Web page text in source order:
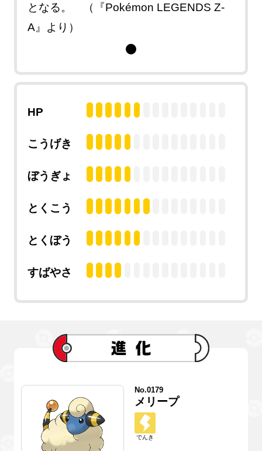
となる。 （『Pokémon LEGENDS Z-
A』より）
HP
こうげき
ぼうぎょ
とくこう
とくぼう
すばやさ
No.0179
メリープ
でんき